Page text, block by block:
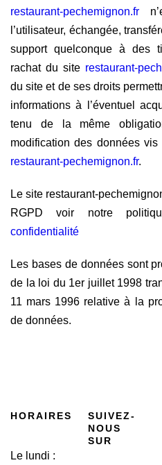
restaurant-pechemignon.fr
l’utilisateur, échangée,
support quelconque à des
rachat du site restaurant-
du site et de ses droits
informations à l’éventuel
tenu de la même
modification des données
restaurant-pechemignon.fr.
Le site restaurant-
RGPD voir notre
confidentialité
Les bases de données sont
de la loi du 1er juillet 1998
11 mars 1996 relative à la
de données.
HORAIRES
Le lundi :
SUIVEZ-
NOUS
SUR